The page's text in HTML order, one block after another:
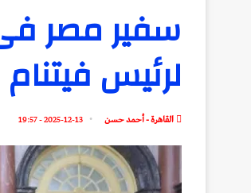
سفير مصر
لرئيس فيتنام
القاهرة - أحمد حسن 2025-12-13 - 19:57